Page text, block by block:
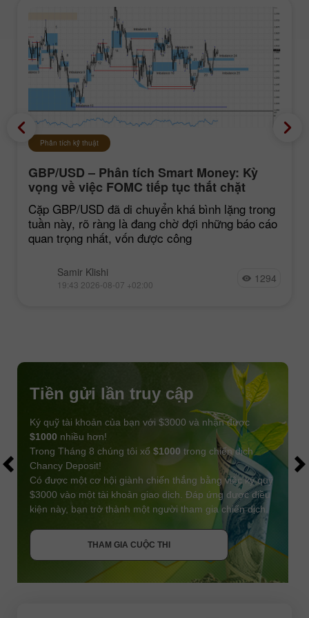
Phân tích kỹ thuật
GBP/USD – Phân tích Smart Money: Kỳ
vọng về việc FOMC tiếp tục thắt chặt
chính sách vẫn ở mức thấp
Cặp GBP/USD đã di chuyển khá bình lặng trong
tuần này, rõ ràng là đang chờ đợi những báo cáo
quan trọng nhất, vốn được công
Samir Klishi
19:43 2026-08-07 +02:00 1294
THAM GIA CUỘC THI
Tiền gửi lần truy cập
Ký quỹ tài khoản của bạn với $3000 và nhận được
$1000 nhiều hơn!
Trong Tháng 8 chúng tôi xổ $1000 trong chiến dịch
Chancy Deposit!
Có được một cơ hội giành chiến thắng bằng việc ký quỹ
$3000 vào một tài khoản giao dịch. Đáp ứng được điều
kiện này, bạn trở thành một người tham gia chiến dịch.
THAM GIA CUỘC THI
NHẬN THƯỞNG